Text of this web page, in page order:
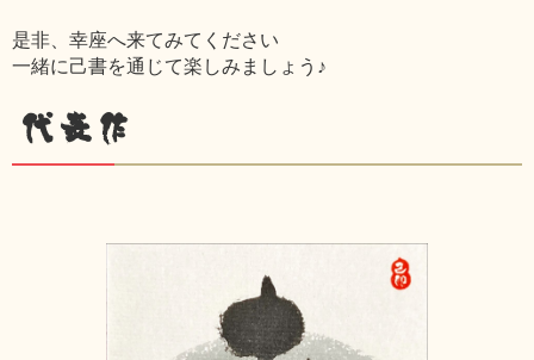
是非、幸座へ来てみてください
一緒に己書を通じて楽しみましょう♪
代表作